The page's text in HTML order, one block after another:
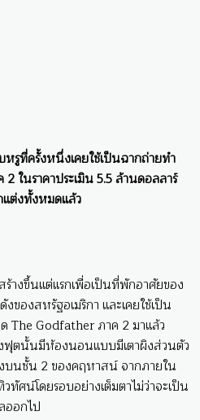
รูที่ครั้งหนึ่งเคยใช้เป็นฉากถ่ายทำ
ในราคาประเมิน 5.5 ล้านดอลลาร์
แต่งทั้งหมดแล้ว
งขึ้นแต่แรกเพื่อเป็นที่พักอาศัยของ
ของสหรัฐอเมริกา และเคยใช้เป็น
The Godfather ภาค 2 มาแล้ว
ตนั้นมีห้องนอนแบบมีเตาผิงส่วนตัว
บนชั้น 2 ของคฤหาสน์ จากภายใน
ศน์โดยรอบอย่างเต็มตาไม่ว่าจะเป็น
ออกไป